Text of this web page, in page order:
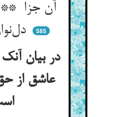
آن جزا
دل‌نواز جان‌فزا
585
در بیان
عاشق از
است